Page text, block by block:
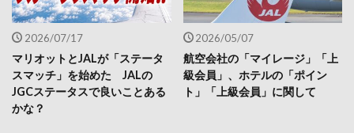
2026/07/17
マリオットとJALが「ステータ
スマッチ」を始めた JALの
JGCステータスで良いことある
かな？
2026/05/07
航空会社の「マイレージ」「上
級会員」、ホテルの「ポイン
ト」「上級会員」に関して